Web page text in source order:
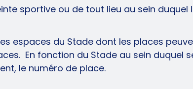
sportive ou de tout lieu au sein
espaces du Stade dont les places
En fonction du Stade au sein duquel
le numéro de place.